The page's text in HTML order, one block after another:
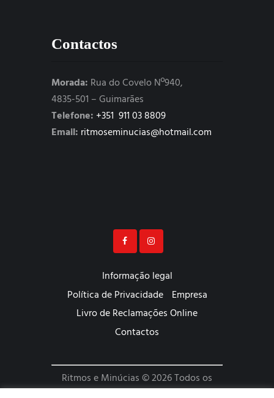
Contactos
Morada: Rua do Covelo Nº940,
4835-501 – Guimarães
Telefone: +351 911 03 8809
Email: ritmoseminucias@hotmail.com
Informação legal
Política de Privacidade Empresa
Livro de Reclamações Online
Contactos
Ritmos e Minúcias © 2026 Todos os